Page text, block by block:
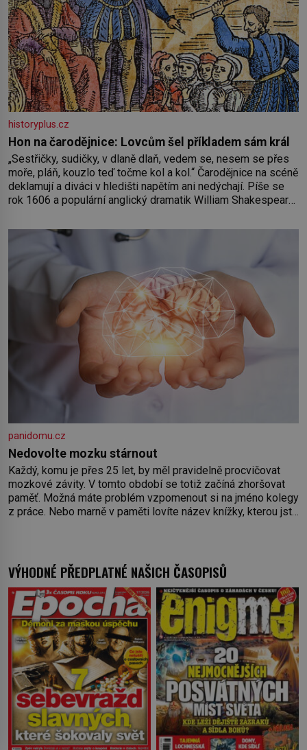
historyplus.cz
Hon na čarodějnice: Lovcům šel příkladem sám král
„Sestřičky, sudičky, v dlaně dlaň, vedem se, nesem se přes
moře, pláň, kouzlo teď točme kol a kol.“ Čarodějnice na scéně
deklamují a diváci v hledišti napětím ani nedýchají. Píše se
rok 1606 a populární anglický dramatik William Shakespeare
I., jenž v roce 1603 vystřídal
panidomu.cz
Nedovolte mozku stárnout
Každý, komu je přes 25 let, by měl pravidelně procvičovat
mozkové závity. V tomto období se totiž začíná zhoršovat
paměť. Možná máte problém vzpomenout si na jméno kolegy
z práce. Nebo marně v paměti lovíte název knížky, kterou jste
VÝHODNÉ PŘEDPLATNÉ NAŠICH ČASOPISŮ